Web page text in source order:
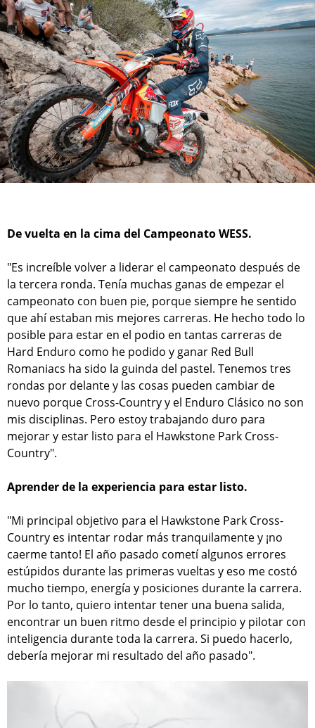
De vuelta en la cima del Campeonato WESS.
"Es increíble volver a liderar el campeonato después de
la tercera ronda. Tenía muchas ganas de empezar el
campeonato con buen pie, porque siempre he sentido
que ahí estaban mis mejores carreras. He hecho todo lo
posible para estar en el podio en tantas carreras de
Hard Enduro como he podido y ganar Red Bull
Romaniacs ha sido la guinda del pastel. Tenemos tres
rondas por delante y las cosas pueden cambiar de
nuevo porque Cross-Country y el Enduro Clásico no son
mis disciplinas. Pero estoy trabajando duro para
mejorar y estar listo para el Hawkstone Park Cross-
Country".
Aprender de la experiencia para estar listo.
"Mi principal objetivo para el Hawkstone Park Cross-
Country es intentar rodar más tranquilamente y ¡no
caerme tanto! El año pasado cometí algunos errores
estúpidos durante las primeras vueltas y eso me costó
mucho tiempo, energía y posiciones durante la carrera.
Por lo tanto, quiero intentar tener una buena salida,
encontrar un buen ritmo desde el principio y pilotar con
inteligencia durante toda la carrera. Si puedo hacerlo,
debería mejorar mi resultado del año pasado".